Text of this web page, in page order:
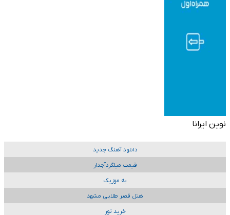
نوین ایرانا
دانلود آهنگ جدید
قیمت میلگردآجدار
به موزیک
هتل قصر طلایی مشهد
خرید تور